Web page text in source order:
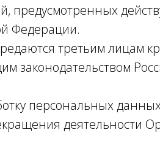
предусмотренных
Федерации.
третьим лицам
законодательством
персональных
деятельности